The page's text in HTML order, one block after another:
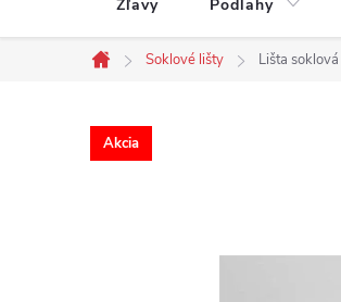
Zľavy Podlahy
Domov
Soklové lišty Lišta
Akcia